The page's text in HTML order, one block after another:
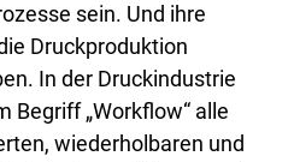
sein. Und ihre
Druckproduktion
In der Druckindustrie
Begriff „Workflow“ alle
wiederholbaren und